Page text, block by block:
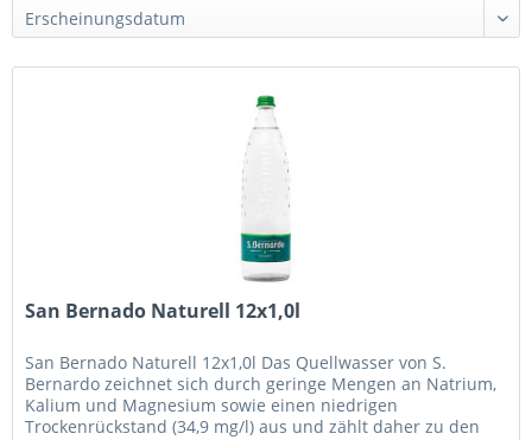
San Bernado Naturell 12x1,0l
San Bernado Naturell 12x1,0l Das Quellwasser von S.
Bernardo zeichnet sich durch geringe Mengen an Natrium,
Kalium und Magnesium sowie einen niedrigen
Trockenrückstand (34,9 mg/l) aus und zählt daher zu den